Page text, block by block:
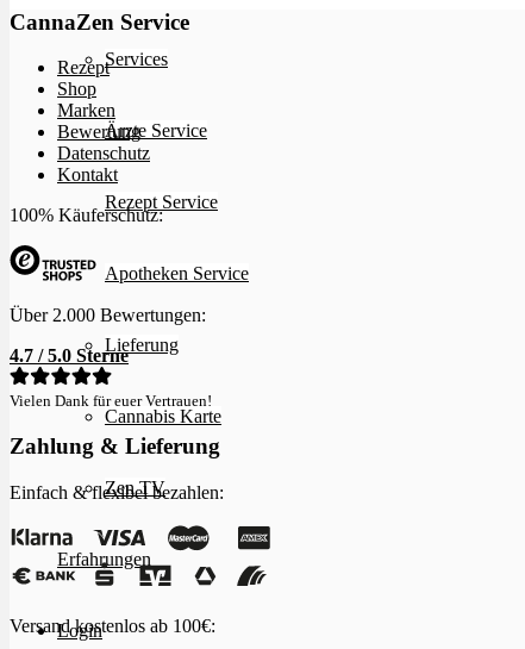
Services
Ärzte Service
Rezept Service
Apotheken Service
Lieferung
Cannabis Karte
Zen TV
Erfahrungen
Login
CannaZen Service
Rezept
Shop
Marken
Bewertung
Datenschutz
Kontakt
100% Käuferschutz:
Über 2.000 Bewertungen:
4.7 / 5.0 Sterne
Vielen Dank für euer Vertrauen!
Zahlung & Lieferung
Einfach & flexibel bezahlen:
Versand kostenlos ab 100€: